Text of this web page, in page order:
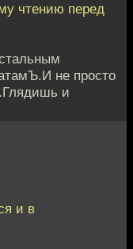
чтению перед
не просто
и
и в